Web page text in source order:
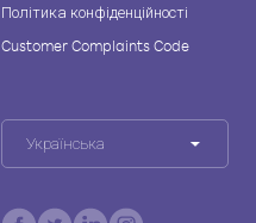
Політика конфіденційності
Customer Complaints Code
Українська